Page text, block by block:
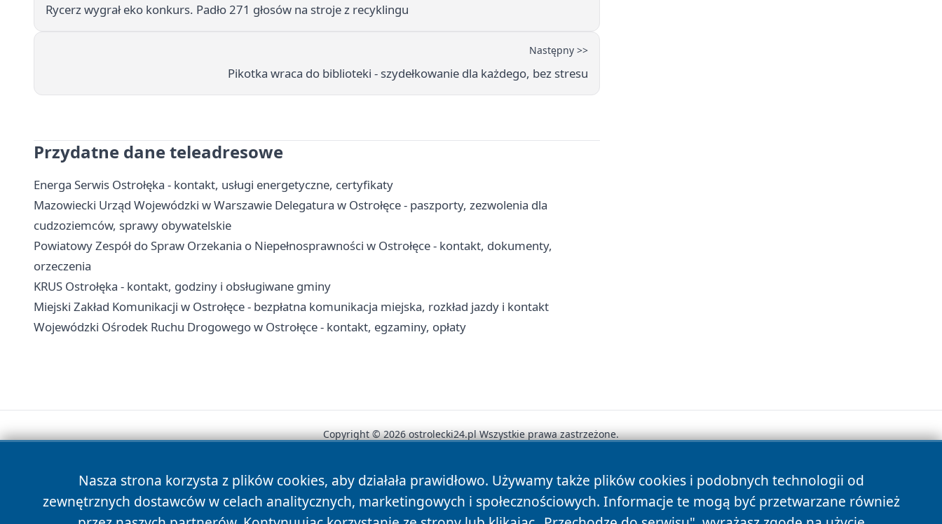
Rycerz wygrał eko konkurs. Padło 271 głosów na stroje z recyklingu
Następny >>
Pikotka wraca do biblioteki - szydełkowanie dla każdego, bez stresu
Przydatne dane teleadresowe
Energa Serwis Ostrołęka - kontakt, usługi energetyczne, certyfikaty
Mazowiecki Urząd Wojewódzki w Warszawie Delegatura w Ostrołęce - paszporty, zezwolenia dla
cudzoziemców, sprawy obywatelskie
Powiatowy Zespół do Spraw Orzekania o Niepełnosprawności w Ostrołęce - kontakt, dokumenty,
orzeczenia
KRUS Ostrołęka - kontakt, godziny i obsługiwane gminy
Miejski Zakład Komunikacji w Ostrołęce - bezpłatna komunikacja miejska, rozkład jazdy i kontakt
Wojewódzki Ośrodek Ruchu Drogowego w Ostrołęce - kontakt, egzaminy, opłaty
Nasza strona korzysta z plików cookies, aby działała prawidłowo. Używamy także plików cookies i podobnych technologii od
zewnętrznych dostawców w celach analitycznych, marketingowych i społecznościowych. Informacje te mogą być przetwarzane również
Copyright © 2026 ostrolecki24.pl Wszystkie prawa zastrzeżone.
News Autorzy Polityka Prywatności Polityka Cookies